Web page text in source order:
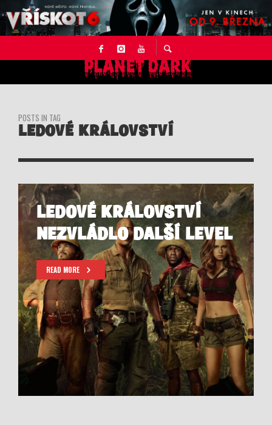
POSTS IN TAG
LEDOVÉ KRÁLOVSTVÍ
LEDOVÉ KRÁLOVSTVÍ
NEZVLÁDLO DALŠÍ LEVEL
READ MORE